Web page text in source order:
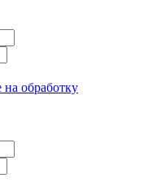
на обработку